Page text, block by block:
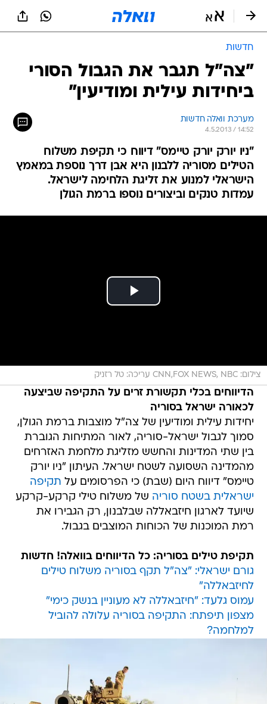
חדשות
"צה"ל תגבר את הגבול הסורי
ביחידות עילית ומודיעין"
מערכת וואלה חדשות
4.5.2013 / 14:52
"ניו יורק יורק טיימס" דיווח כי תקיפת משלוח
הטילים מסוריה ללבנון היא אבן דרך נוספת במאמץ
הישראלי למנוע את זליגת הלחימה לישראל.
עמדות טנקים וביצורים נוספו ברמת הגולן
צילום: CNN,FOX NEWS, NBC עריכה: טל רזניק
הדיווחים בכלי תקשורת זרים על התקיפה שביצעה
לכאורה ישראל בסוריה
יחידות עילית ומודיעין של צה"ל מוצבות ברמת הגולן,
סמוך לגבול ישראל-סוריה, לאור המתיחות הגוברת
בין שתי המדינות והחשש מזליגת מלחמת האזרחים
מהמדינה השסועה לשטח ישראל. העיתון "ניו יורק
טיימס" דיווח היום (שבת) כי הפרסומים על תקיפה
ישראלית בשטח סוריה של משלוח טילי קרקע-קרקע
שיועד לארגון חיזבאללה שבלבנון, רק הגבירו את
רמת המוכנות של הכוחות המוצבים בגבול.
תקיפת טילים בסוריה: כל הדיווחים בוואלה! חדשות
גורם ישראלי: "צה"ל תקף בסוריה משלוח טילים
לחיזבאללה"
עמוס גלעד: "חיזבאללה לא מעוניין בנשק כימי"
מצפון תיפתח: התקיפה בסוריה עלולה להוביל
למלחמה?